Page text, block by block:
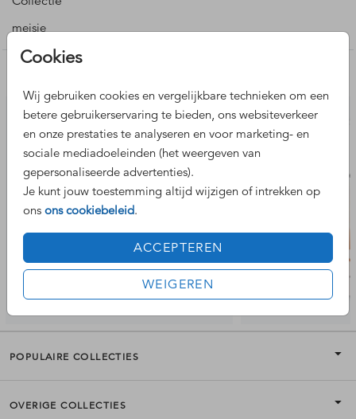
Cookies
Wij gebruiken cookies en vergelijkbare technieken om een
betere gebruikerservaring te bieden, ons websiteverkeer
en onze prestaties te analyseren en voor marketing- en
sociale mediadoeleinden (het weergeven van
gepersonaliseerde advertenties).
Je kunt jouw toestemming altijd wijzigen of intrekken op
ons ons cookiebeleid.
ACCEPTEREN
WEIGEREN
Meer inspiratie:
ALLE MEISJES KAARTJES
FOLIEDRUK KAARTJES
meisje
POPULAIRE COLLECTIES
OVERIGE COLLECTIES